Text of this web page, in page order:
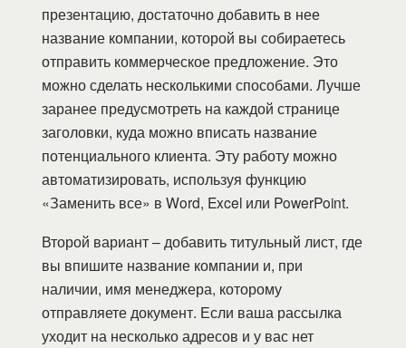
презентацию, достаточно добавить в нее
название компании, которой вы собираетесь
отправить коммерческое предложение. Это
можно сделать несколькими способами. Лучше
заранее предусмотреть на каждой странице
заголовки, куда можно вписать название
потенциального клиента. Эту работу можно
автоматизировать, используя функцию
«Заменить все» в Word, Excel или PowerPoint.
Второй вариант – добавить титульный лист, где
вы впишите название компании и, при
наличии, имя менеджера, которому
отправляете документ. Если ваша рассылка
уходит на несколько адресов и у вас нет